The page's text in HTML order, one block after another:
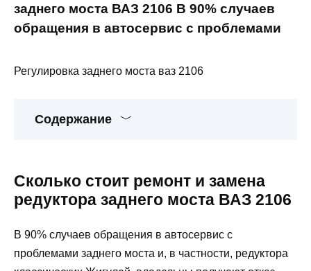
заднего моста ВАЗ 2106 В 90% случаев
обращения в автосервис с проблемами
Регулировка заднего моста ваз 2106
Содержание
Сколько стоит ремонт и замена
редуктора заднего моста ВАЗ 2106
В 90% случаев обращения в автосервис с
проблемами заднего моста и, в частности, редуктора